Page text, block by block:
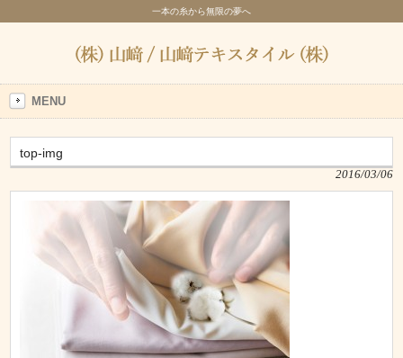
一本の糸から無限の夢へ
MENU
top-img
2016/03/06